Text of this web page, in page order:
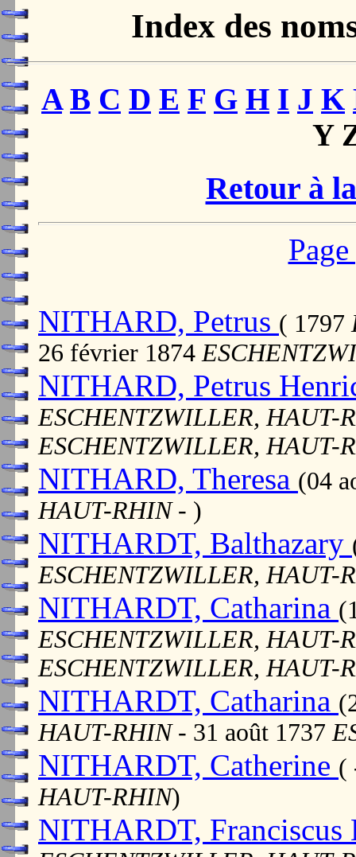
Index des
A B C D E F G H I J K
Y
Retour à
NITHARD, Petrus ( 1797
26 février 1874
NITHARD, Petrus
ESCHENTZWILLER, HAUT-
ESCHENTZWILLER, HAUT-
NITHARD, Theresa (04
HAUT-RHIN- )
NITHARDT, Balthazary
ESCHENTZWILLER, HAUT-
NITHARDT, Catharina
ESCHENTZWILLER, HAUT-
ESCHENTZWILLER, HAUT-
NITHARDT, Catharina
HAUT-RHIN- 31 août 1737
NITHARDT, Catherine (
HAUT-RHIN)
NITHARDT,